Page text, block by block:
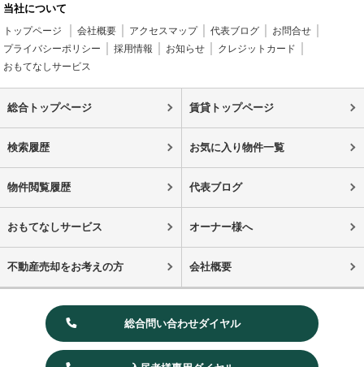
当社について
トップページ 会社概要 アクセスマップ 代表ブログ
お問合せ
プライバシーポリシー
採用情報 お知らせ
クレジットカード
おもてなしサービス
総合トップページ 賃貸トップページ
検索履歴 お気に入り物件一覧
物件閲覧履歴 代表ブログ
おもてなしサービス オーナー様へ
不動産売却をお考えの方 会社概要
総合問い合わせダイヤル